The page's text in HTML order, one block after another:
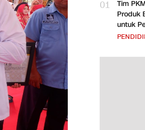
01
Tim
Produk
untuk